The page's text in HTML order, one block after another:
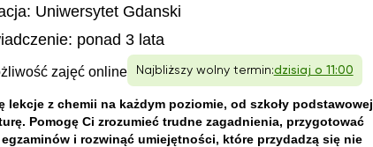
Uniwersytet Gdanski
ponad 3 lata
zajęć online Najbliższy wolny termin:dzisiaj o 11:00
lekcje z chemii na każdym poziomie, od szkoły podstawowej
Pomogę Ci zrozumieć trudne zagadnienia, przygotować
i rozwinąć umiejętności, które przydadzą się nie